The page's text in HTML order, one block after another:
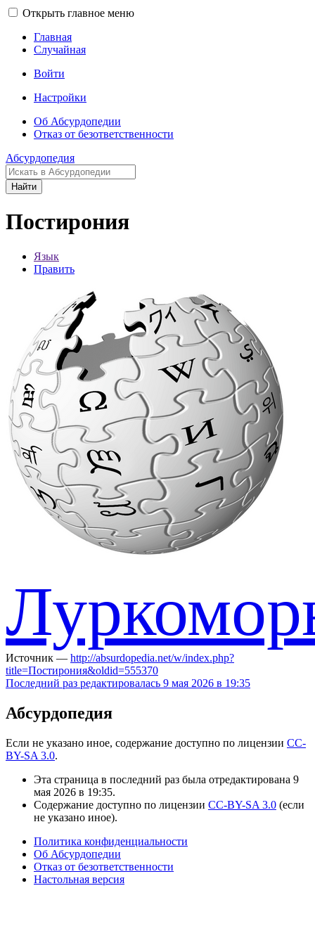
Открыть главное меню
Главная
Случайная
Войти
Настройки
Об Абсурдопедии
Отказ от безответственности
Абсурдопедия
Найти
Постирония
Язык
Править
Источник — http://absurdopedia.net/w/index.php?
title=Постирония&oldid=555370
Последний раз редактировалась 9 мая 2026 в 19:35
Абсурдопедия
Если не указано иное, содержание доступно по лицензии CC-
BY-SA 3.0.
Эта страница в последний раз была отредактирована 9
мая 2026 в 19:35.
Содержание доступно по лицензии CC-BY-SA 3.0 (если
не указано иное).
Политика конфиденциальности
Об Абсурдопедии
Отказ от безответственности
Настольная версия